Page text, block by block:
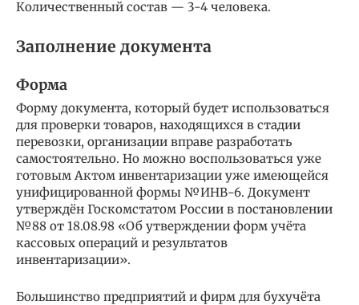
Количественный состав — 3-4 человека.
Заполнение документа
Форма
Форму документа, который будет использоваться
для проверки товаров, находящихся в стадии
перевозки, организации вправе разработать
самостоятельно. Но можно воспользоваться уже
готовым Актом инвентаризации уже имеющейся
унифицированной формы №ИНВ-6. Документ
утверждён Госкомстатом России в постановлении
№88 от 18.08.98 «Об утверждении форм учёта
кассовых операций и результатов
инвентаризации».
Большинство предприятий и фирм для бухучёта